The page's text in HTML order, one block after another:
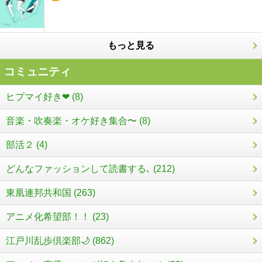
もっと見る
コミュニティ
ヒプマイ好き❤ (8)
音楽・吹奏楽・オケ好き集合〜 (8)
部活２ (4)
どんなファッションして読書する､ (212)
東凰連邦共和国 (263)
アニメ化希望部！！ (23)
江戸川乱歩倶楽部🌙 (862)